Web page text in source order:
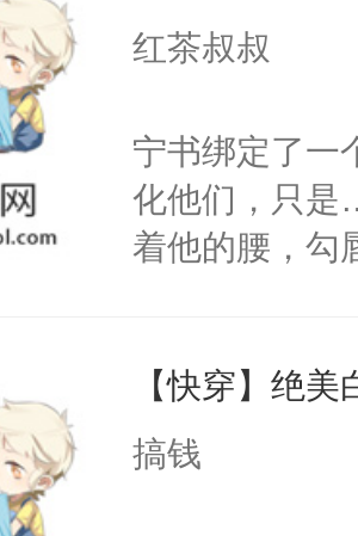
红茶叔叔
宁书绑定了一
化他们，只是
着他的腰，勾
来，给老公
用力——为你
【快穿】绝
搞钱